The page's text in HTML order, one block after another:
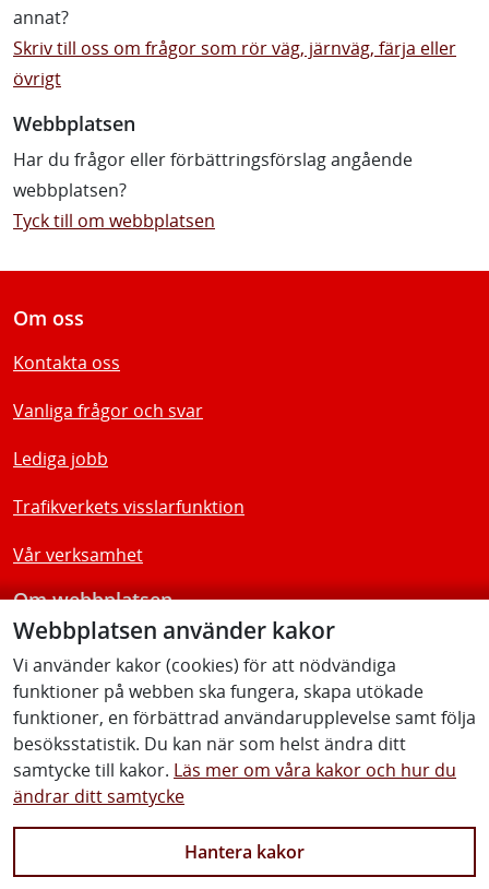
Webbplatsen använder kakor
Vi använder kakor (cookies) för att nödvändiga
funktioner på webben ska fungera, skapa utökade
funktioner, en förbättrad användarupplevelse samt följa
besöksstatistik. Du kan när som helst ändra ditt
samtycke till kakor. Läs mer om våra kakor och hur du
ändrar ditt samtycke
Hantera kakor
annat?
Skriv till oss om frågor som rör väg, järnväg, färja eller
övrigt
Webbplatsen
Har du frågor eller förbättringsförslag angående
webbplatsen?
Tyck till om webbplatsen
Om oss
Kontakta oss
Vanliga frågor och svar
Lediga jobb
Trafikverkets visslarfunktion
Vår verksamhet
Om webbplatsen
Tillgänglighetsredogörelse
Följ oss
Facebook Youtube